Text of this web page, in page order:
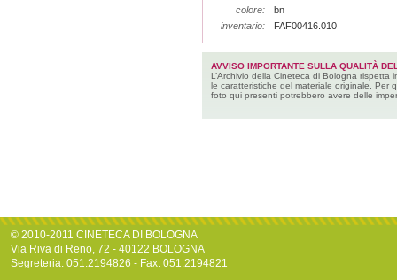
colore:
bn
inventario:
FAF00416.010
AVVISO IMPORTANTE SULLA QUALITÀ
L’Archivio della Cineteca di Bologna rispetta
le caratteristiche del materiale originale. Per
foto qui presenti potrebbero avere delle
© 2010-2011 CINETECA DI BOLOGNA
Via Riva di Reno, 72 - 40122 BOLOGNA
Segreteria: 051.2194826 - Fax: 051.2194821